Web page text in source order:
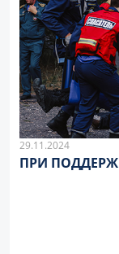
29.11.2024
ПРИ